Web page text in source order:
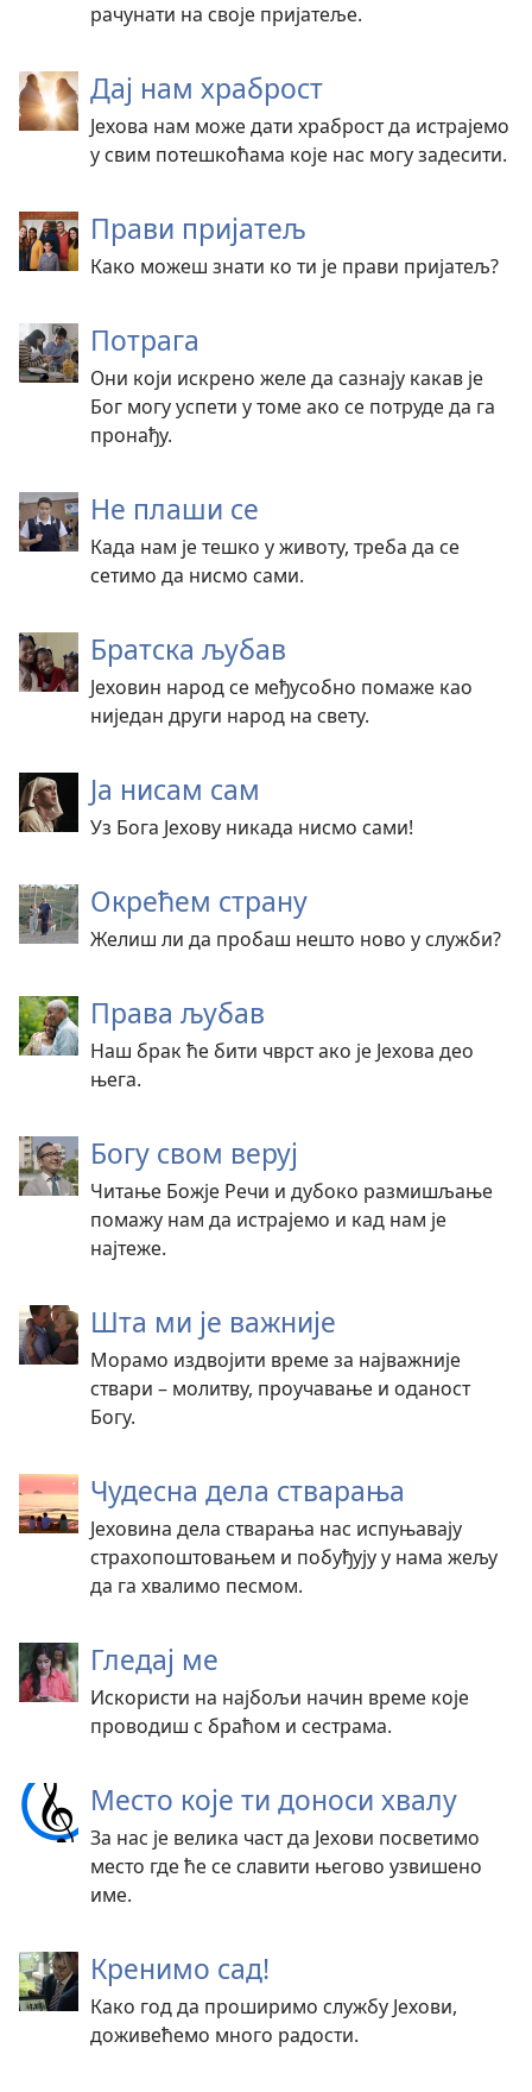
рачунати на своје пријатеље.
Дај нам храброст
Јехова нам може дати храброст да истрајемо
у свим потешкоћама које нас могу задесити.
Прави пријатељ
Како можеш знати ко ти је прави пријатељ?
Потрага
Они који искрено желе да сазнају какав је
Бог могу успети у томе ако се потруде да га
пронађу.
Не плаши се
Када нам је тешко у животу, треба да се
сетимо да нисмо сами.
Братска љубав
Јеховин народ се међусобно помаже као
ниједан други народ на свету.
Ја нисам сам
Уз Бога Јехову никада нисмо сами!
Окрећем страну
Желиш ли да пробаш нешто ново у служби?
Права љубав
Наш брак ће бити чврст ако је Јехова део
њега.
Богу свом веруј
Читање Божје Речи и дубоко размишљање
помажу нам да истрајемо и кад нам је
најтеже.
Шта ми је важније
Морамо издвојити време за најважније
ствари – молитву, проучавање и оданост
Богу.
Чудесна дела стварања
Јеховина дела стварања нас испуњавају
страхопоштовањем и побуђују у нама жељу
да га хвалимо песмом.
Гледај ме
Искористи на најбољи начин време које
проводиш с браћом и сестрама.
Место које ти доноси хвалу
За нас је велика част да Јехови посветимо
место где ће се славити његово узвишено
име.
Кренимо сад!
Како год да проширимо службу Јехови,
доживећемо много радости.